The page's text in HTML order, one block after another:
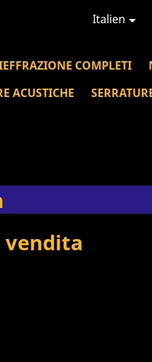
Italien
COMPLETI
ACUSTICHE
vendita